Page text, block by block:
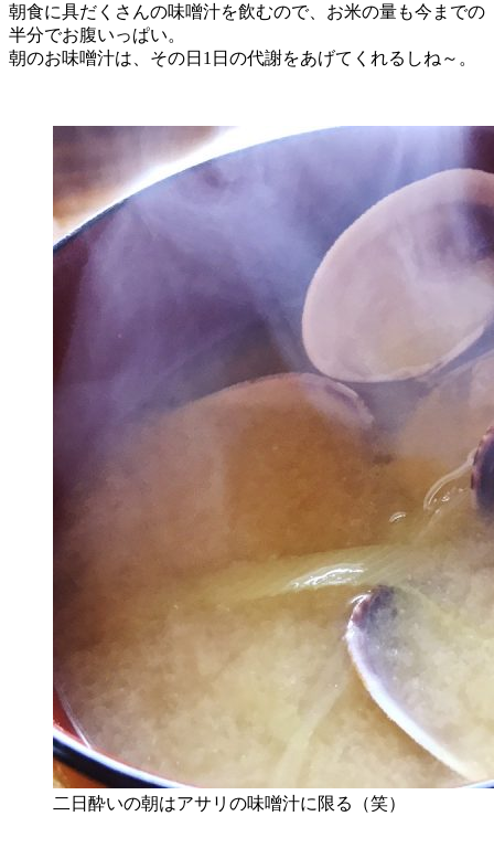
朝食に具だくさんの味噌汁を飲むので、お米の量も今までの
半分でお腹いっぱい。
朝のお味噌汁は、その日1日の代謝をあげてくれるしね～。
二日酔いの朝はアサリの味噌汁に限る（笑）